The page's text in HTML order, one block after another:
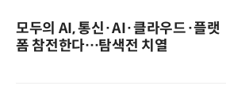
모두의 AI, 통신·AI·클라우드·플랫
폼 참전한다…탐색전 치열